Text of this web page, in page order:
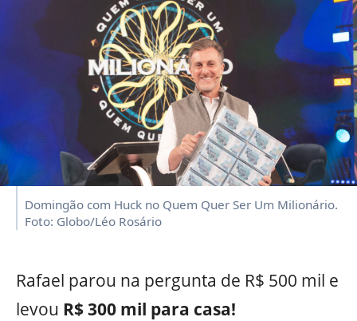
Domingão com Huck no Quem Quer Ser Um Milionário.
Foto: Globo/Léo Rosário
Rafael parou na pergunta de R$ 500 mil e
levou R$ 300 mil para casa!